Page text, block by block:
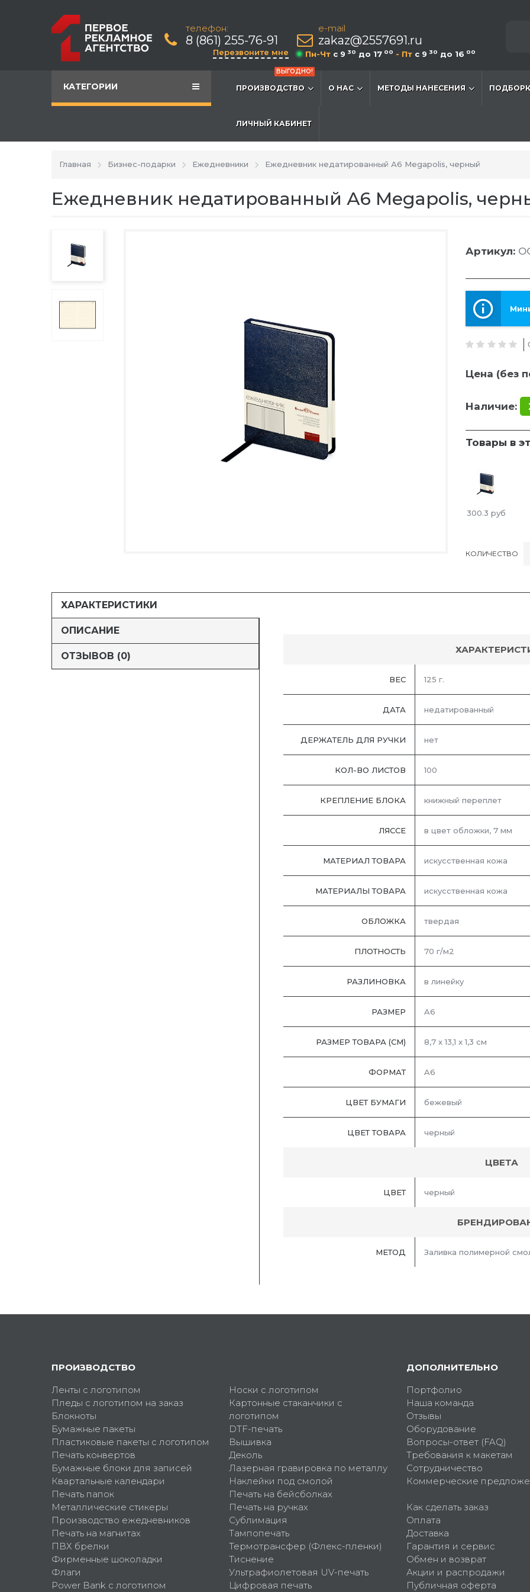
телефон:
8 (861) 255-76-91
Перезвоните мне
e-mail
zakaz@2557691.ru
Пн-Чт c 9 30 до 17 00 - Пт c 9 30 до 16 00
КАТЕГОРИИ
ВЫГОДНО!
ПРОИЗВОДСТВО О НАС МЕТОДЫ НАНЕСЕНИЯ
ЛИЧНЫЙ КАБИНЕТ
Главная Бизнес-подарки Ежедневники Ежедневник недатированный А6 Megapolis, черный
Ежедневник недатированный А6 Megapolis,
Артикул:
Цена (без
Наличие:
Товары в
300.3 руб
КОЛИЧЕСТВО
ХАРАКТЕРИСТИКИ
ОПИСАНИЕ
ОТЗЫВОВ (0)
ВЕС 125 г.
ДАТА недатированный
ДЕРЖАТЕЛЬ ДЛЯ РУЧКИ нет
КОЛ-ВО ЛИСТОВ 100
КРЕПЛЕНИЕ БЛОКА книжный переплет
ЛЯССЕ в цвет обложки, 7 мм
МАТЕРИАЛ ТОВАРА искусственная кожа
МАТЕРИАЛЫ ТОВАРА искусственная кожа
ОБЛОЖКА твердая
ПЛОТНОСТЬ 70 г/м2
РАЗЛИНОВКА в линейку
РАЗМЕР A6
РАЗМЕР ТОВАРА (СМ) 8,7 х 13,1 х 1,3 см
ФОРМАТ A6
ЦВЕТ БУМАГИ бежевый
ЦВЕТ ТОВАРА черный
ЦВЕТА
ЦВЕТ черный
МЕТОД Заливка полимерной
ПРОИЗВОДСТВО
Ленты с логотипом
Пледы с логотипом на заказ
Блокноты
Бумажные пакеты
Пластиковые пакеты с логотипом
Печать конвертов
Бумажные блоки для записей
Квартальные календари
Печать папок
Металлические стикеры
Производство ежедневников
Печать на магнитах
ПВХ брелки
Фирменные шоколадки
Флаги
Power Bank с логотипом
Носки с логотипом
Картонные стаканчики с
логотипом
DTF-печать
Вышивка
Деколь
Лазерная гравировка по металлу
Наклейки под смолой
Печать на бейсболках
Печать на ручках
Сублимация
Тампопечать
Термотрансфер (Флекс-пленки)
Тиснение
Ультрафиолетовая UV-печать
Цифровая печать
ДОПОЛНИТЕЛЬНО
Портфолио
Наша команда
Отзывы
Оборудование
Вопросы-ответ (FAQ)
Требования к макетам
Сотрудничество
Коммерческие
Как сделать заказ
Оплата
Доставка
Гарантия и сервис
Обмен и возврат
Акции и распродажи
Публичная оферта